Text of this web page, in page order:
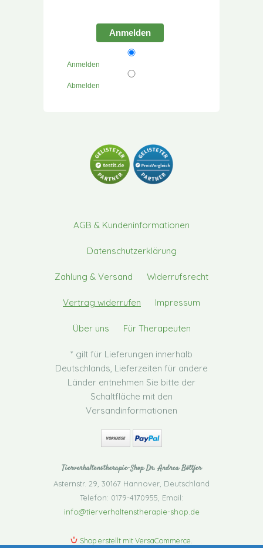
Anmelden
Anmelden
Abmelden
AGB & Kundeninformationen
Datenschutzerklärung
Zahlung & Versand Widerrufsrecht
Vertrag widerrufen Impressum
Über uns Für Therapeuten
* gilt für Lieferungen innerhalb
Deutschlands, Lieferzeiten für andere
Länder entnehmen Sie bitte der
Schaltfläche mit den
Versandinformationen
Tierverhaltenstherapie-Shop Dr. Andrea Böttjer
Asternstr. 29 30167 Hannover Deutschland
Telefon: 0179-4170955 Email:
info@tierverhaltenstherapie-shop.de
Shop erstellt mit VersaCommerce.